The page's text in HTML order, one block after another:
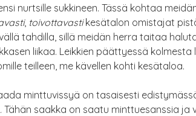
nurtsille sukkineen. Tässä kohtaa
, toivottavastikesätalon omistajat
tahdilla, sillä meidän herra taitaa
liikaa. Leikkien päättyessä
teilleen, me kävellen kohti kesätaloa.
minttuvissyä on tasaisesti
Tähän saakka on saatu minttuesanssia ja